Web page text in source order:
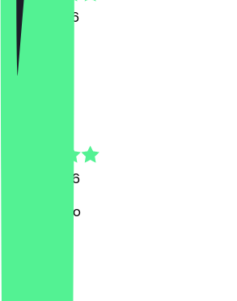
7. Juni 2026
great
15. Mai 2026
Nice burrito